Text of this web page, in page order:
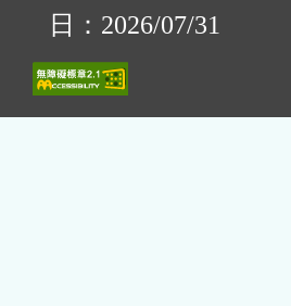
日：2026/07/31